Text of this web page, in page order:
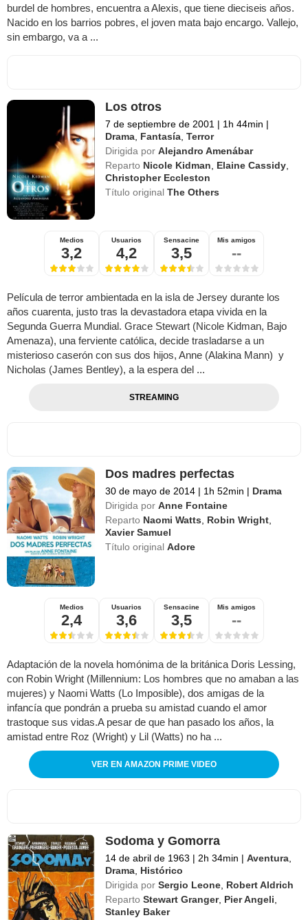
burdel de hombres, encuentra a Alexis, que tiene dieciseis años.
Nacido en los barrios pobres, el joven mata bajo encargo. Vallejo,
sin embargo, va a ...
Los otros
7 de septiembre de 2001 | 1h 44min |
Drama Fantasía ,Terror
Dirigida por Alejandro Amenábar
Reparto Nicole Kidman Elaine Cassidy
Christopher Eccleston
Título originalThe Others
Medios
3,2
Usuarios
4,2
Sensacine
3,5
Mis amigos
--
Película de terror ambientada en la isla de Jersey durante los
años cuarenta, justo tras la devastadora etapa vivida en la
Segunda Guerra Mundial. Grace Stewart (Nicole Kidman, Bajo
Amenaza), una ferviente católica, decide trasladarse a un
misterioso caserón con sus dos hijos, Anne (Alakina Mann) y
Nicholas (James Bentley), a la espera del ...
STREAMING
Dos madres perfectas
30 de mayo de 2014 | 1h 52min | Drama
Dirigida por Anne Fontaine
Reparto Naomi Watts Robin Wright
Xavier Samuel
Título originalAdore
Medios
2,4
Usuarios
3,6
Sensacine
3,5
Mis amigos
--
Adaptación de la novela homónima de la británica Doris Lessing,
con Robin Wright (Millennium: Los hombres que no amaban a las
mujeres) y Naomi Watts (Lo Imposible), dos amigas de la
infancía que pondrán a prueba su amistad cuando el amor
trastoque sus vidas.A pesar de que han pasado los años, la
amistad entre Roz (Wright) y Lil (Watts) no ha ...
VER EN AMAZON PRIME VIDEO
Sodoma y Gomorra
14 de abril de 1963 | 2h 34min | Aventura
Drama Histórico
Dirigida por Sergio Leone Robert Aldrich
Reparto Stewart Granger, Pier Angeli
Stanley Baker